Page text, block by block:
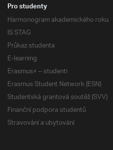
Pro studenty
Harmonogram akademického roku
IS STAG
Průkaz studenta
E-learning
Erasmus+ – studenti
Erasmus Student Network (ESN)
Studentská grantová soutěž (SVV)
Finanční podpora studentů
Stravování a ubytování